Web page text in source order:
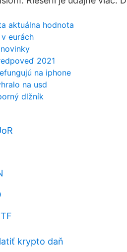
aktuálna hodnota
eurách
2021
na iphone
na usd
dlžník
krypto daň